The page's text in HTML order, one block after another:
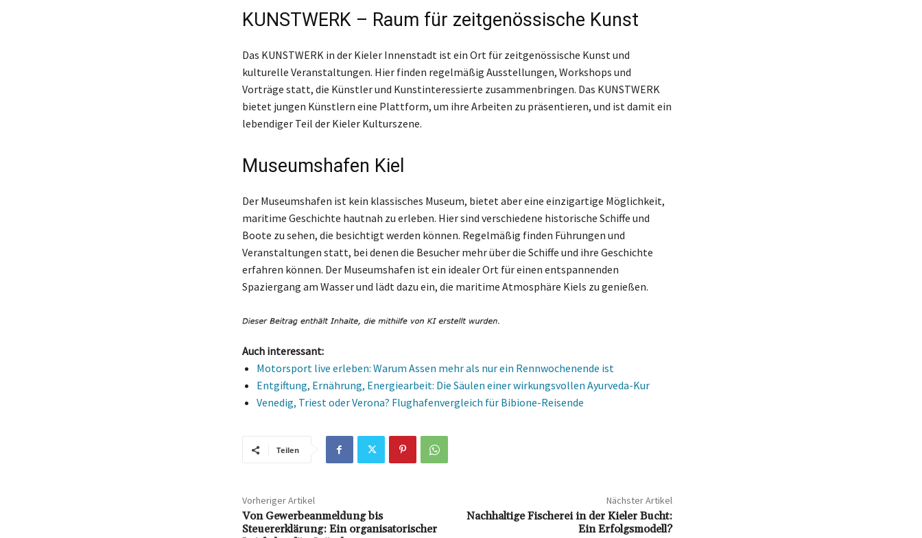
KUNSTWERK – Raum für zeitgenössische Kunst
Das KUNSTWERK in der Kieler Innenstadt ist ein Ort für zeitgenössische Kunst und
kulturelle Veranstaltungen. Hier finden regelmäßig Ausstellungen, Workshops und
Vorträge statt, die Künstler und Kunstinteressierte zusammenbringen. Das KUNSTWERK
bietet jungen Künstlern eine Plattform, um ihre Arbeiten zu präsentieren, und ist damit ein
lebendiger Teil der Kieler Kulturszene.
Museumshafen Kiel
Der Museumshafen ist kein klassisches Museum, bietet aber eine einzigartige Möglichkeit,
maritime Geschichte hautnah zu erleben. Hier sind verschiedene historische Schiffe und
Boote zu sehen, die besichtigt werden können. Regelmäßig finden Führungen und
Veranstaltungen statt, bei denen die Besucher mehr über die Schiffe und ihre Geschichte
erfahren können. Der Museumshafen ist ein idealer Ort für einen entspannenden
Spaziergang am Wasser und lädt dazu ein, die maritime Atmosphäre Kiels zu genießen.
Auch interessant:
Motorsport live erleben: Warum Assen mehr als nur ein Rennwochenende ist
Entgiftung, Ernährung, Energiearbeit: Die Säulen einer wirkungsvollen Ayurveda-Kur
Venedig, Triest oder Verona? Flughafenvergleich für Bibione-Reisende
Teilen
Vorheriger Artikel
Von Gewerbeanmeldung bis
Steuererklärung: Ein organisatorischer
Nächster Artikel
Nachhaltige Fischerei in der Kieler Bucht:
Ein Erfolgsmodell?